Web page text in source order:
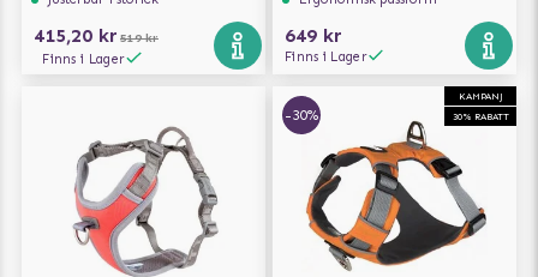
415,20 kr 519 kr
Finns i Lager
649 kr
Finns i Lager
KAMPANJ
30% RABATT
-30%